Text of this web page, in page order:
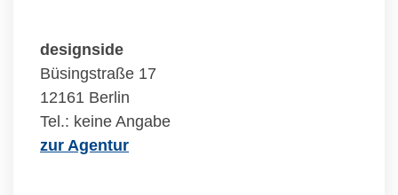
designside
Büsingstraße 17
12161 Berlin
Tel.: keine Angabe
zur Agentur